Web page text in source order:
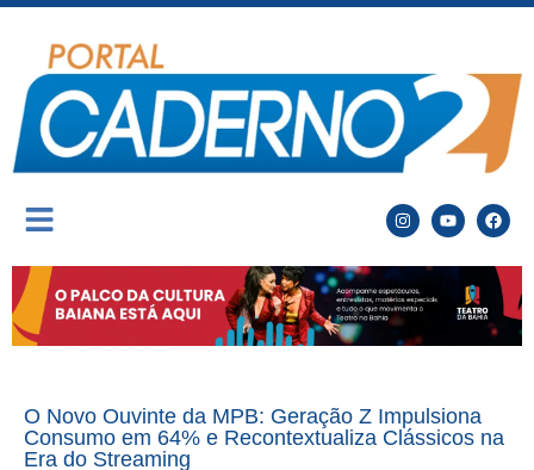
O Novo Ouvinte da MPB: Geração Z Impulsiona
Consumo em 64% e Recontextualiza Clássicos na
Era do Streaming